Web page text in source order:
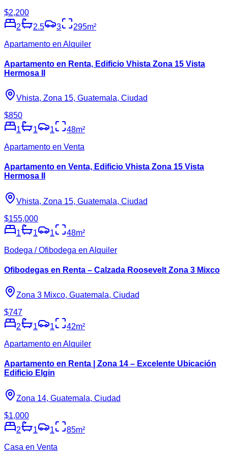
$2,200
2
2.5 3 295m²
Apartamento en Alquiler
Apartamento en Renta, Edificio Vhista Zona 15 Vista
Hermosa II
Vhista, Zona 15, Guatemala, Ciudad
$850
1
1 1 48m²
Apartamento en Venta
Apartamento en Venta, Edificio Vhista Zona 15 Vista
Hermosa II
Vhista, Zona 15, Guatemala, Ciudad
$155,000
1
1 1 48m²
Bodega / Ofibodega en Alquiler
Ofibodegas en Renta – Calzada Roosevelt Zona 3 Mixco
Zona 3 Mixco, Guatemala, Ciudad
$747
2
1 1 42m²
Apartamento en Alquiler
Apartamento en Renta | Zona 14 – Excelente Ubicación
Edificio Elgin
Zona 14, Guatemala, Ciudad
$1,000
2
1 1 85m²
Casa en Venta